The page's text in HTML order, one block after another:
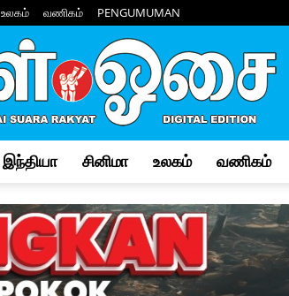
உலகம் வணிகம் PENGUMUMAN
இந்தியா சினிமா உலகம் வணிகம்